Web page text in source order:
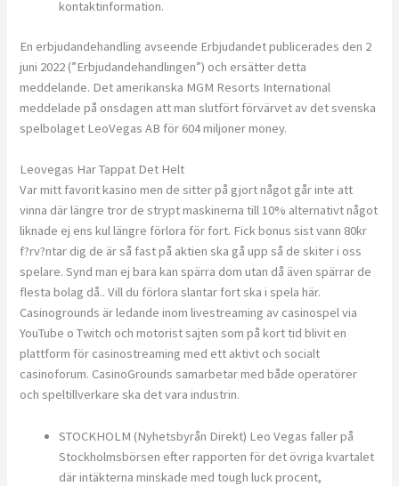
kontaktinformation.
En erbjudandehandling avseende Erbjudandet publicerades den 2
juni 2022 (”Erbjudandehandlingen”) och ersätter detta
meddelande. Det amerikanska MGM Resorts International
meddelade på onsdagen att man slutfört förvärvet av det svenska
spelbolaget LeoVegas AB för 604 miljoner money.
Leovegas Har Tappat Det Helt
Var mitt favorit kasino men de sitter på gjort något går inte att
vinna där längre tror de strypt maskinerna till 10% alternativt något
liknade ej ens kul längre förlora för fort. Fick bonus sist vann 80kr
f?rv?ntar dig de är så fast på aktien ska gå upp så de skiter i oss
spelare. Synd man ej bara kan spärra dom utan då även spärrar de
flesta bolag då.. Vill du förlora slantar fort ska i spela här.
Casinogrounds är ledande inom livestreaming av casinospel via
YouTube o Twitch och motorist sajten som på kort tid blivit en
plattform för casinostreaming med ett aktivt och socialt
casinoforum. CasinoGrounds samarbetar med både operatörer
och speltillverkare ska det vara industrin.
STOCKHOLM (Nyhetsbyrån Direkt) Leo Vegas faller på
Stockholmsbörsen efter rapporten för det övriga kvartalet
där intäkterna minskade med tough luck procent,